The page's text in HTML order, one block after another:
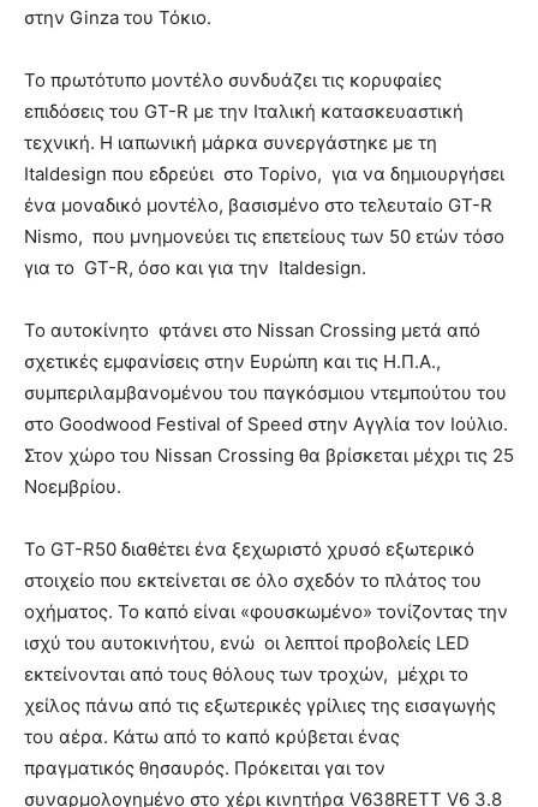
στην Ginza του Τόκιο.
Το πρωτότυπο μοντέλο συνδυάζει τις κορυφαίες
επιδόσεις του GT-R με την Ιταλική κατασκευαστική
τεχνική. Η ιαπωνική μάρκα συνεργάστηκε με τη
Italdesign που εδρεύει στο Τορίνο, για να δημιουργήσει
ένα μοναδικό μοντέλο, βασισμένο στο τελευταίο GT-R
Nismo, που μνημονεύει τις επετείους των 50 ετών τόσο
για το GT-R, όσο και για την Italdesign.
Το αυτοκίνητο φτάνει στο Nissan Crossing μετά από
σχετικές εμφανίσεις στην Ευρώπη και τις Η.Π.Α.,
συμπεριλαμβανομένου του παγκόσμιου ντεμπούτου του
στο Goodwood Festival of Speed στην Αγγλία τον Ιούλιο.
Στον χώρο του Nissan Crossing θα βρίσκεται μέχρι τις 25
Νοεμβρίου.
Το GT-R50 διαθέτει ένα ξεχωριστό χρυσό εξωτερικό
στοιχείο που εκτείνεται σε όλο σχεδόν το πλάτος του
οχήματος. Το καπό είναι «φουσκωμένο» τονίζοντας την
ισχύ του αυτοκινήτου, ενώ οι λεπτοί προβολείς LED
εκτείνονται από τους θόλους των τροχών, μέχρι το
χείλος πάνω από τις εξωτερικές γρίλιες της εισαγωγής
του αέρα. Κάτω από το καπό κρύβεται ένας
πραγματικός θησαυρός. Πρόκειται γαι τον
συναρμολογημένο στο χέρι κινητήρα V638RETT V6 3.8